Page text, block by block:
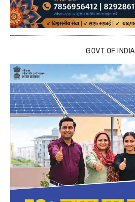
GOVT OF INDIA